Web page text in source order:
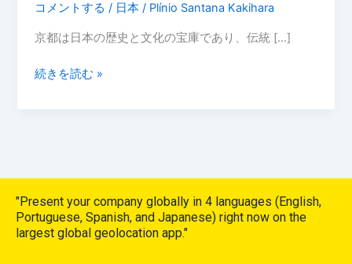
コメントする / 日本 / Plínio Santana Kakihara
京都は日本の歴史と文化の宝庫であり、伝統 […]
続きを読む »
"Present your company globally in 4 languages (English,
Portuguese, Spanish, and Japanese) right now on the
largest global geolocation app."